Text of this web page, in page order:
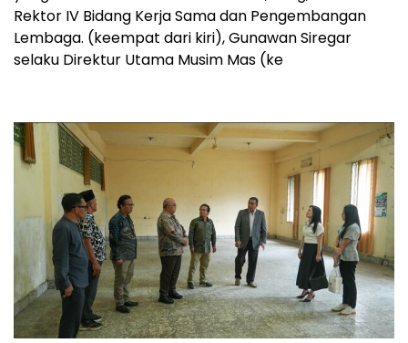
Rektor IV Bidang Kerja Sama dan Pengembangan
Lembaga. (keempat dari kiri), Gunawan Siregar
selaku Direktur Utama Musim Mas (ke